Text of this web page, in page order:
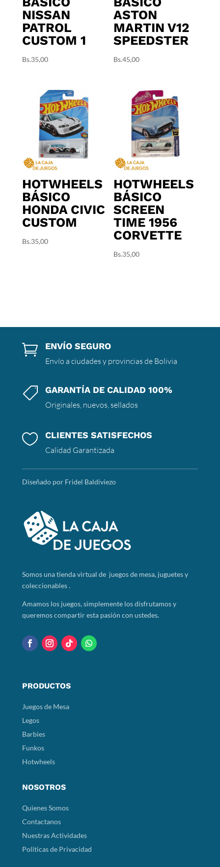
NISSAN
PATROL
CUSTOM 1
Bs.35,00
ASTON
MARTIN V12
SPEEDSTER
Bs.45,00
HOTWHEELS
BÁSICO
HONDA CIVIC
CUSTOM
Bs.35,00
HOTWHEELS
BÁSICO
SCREEN
TIME 1956
CORVETTE
Bs.35,00
 ENVÍO SEGURO
Envío a ciudades y provincias de Bolivia
 GARANTÍA DE CALIDAD 100%
Originales, nuevos, sellados
 CLIENTES SATISFECHOS
Calidad Garantizada
Diseñado por Fridel Baldiviezo
Somosuna tienda virtual de juegos de mesa, juguetes y
coleccionables .
Amamos los juegos, simplemente los disfrutamos y
queremos compartir esta pasión con ustedes.
PRODUCTOS
Juegos de Mesa
Legos
Barbies
Funkos
Hotwheels
NOSOTROS
Quienes Somos
Contactanos
Nuestras Actividades
Politicas de Privacidad